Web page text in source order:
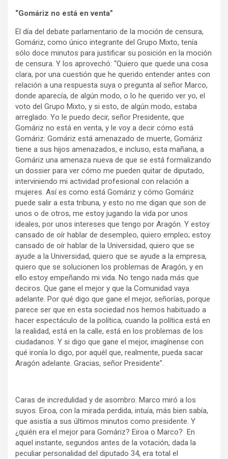
“Gomáriz no está en venta”
El día del debate parlamentario de la moción de censura,
Gomáriz, como único integrante del Grupo Mixto, tenía
sólo doce minutos para justificar su posición en la moción
de censura. Y los aprovechó: “Quiero que quede una cosa
clara, por una cuestión que he querido entender antes con
relación a una respuesta suya o pregunta al señor Marco,
donde aparecía, de algún modo, o lo he querido ver yo, el
voto del Grupo Mixto, y si esto, de algún modo, estaba
arreglado. Yo le puedo decir, señor Presidente, que
Gomáriz no está en venta, y le voy a decir cómo está
Gomáriz: Gomáriz está amenazado de muerte, Gomáriz
tiene a sus hijos amenazados, e incluso, esta mañana, a
Gomáriz una amenaza nueva de que se está formalizando
un dossier para ver cómo me pueden quitar de diputado,
interviniendo mi actividad profesional con relación a
mujeres. Así es como está Gomáriz y cómo Gomáriz
puede salir a esta tribuna, y esto no me digan que son de
unos o de otros, me estoy jugando la vida por unos
ideales, por unos intereses que tengo por Aragón. Y estoy
cansado de oír hablar de desempleo, quiero empleo; estoy
cansado de oír hablar de la Universidad, quiero que se
ayude a la Universidad, quiero que se ayude a la empresa,
quiero que se solucionen los problemas de Aragón, y en
ello estoy empeñando mi vida. No tengo nada más que
deciros. Que gane el mejor y que la Comunidad vaya
adelante. Por qué digo que gane el mejor, señorías, porque
parece ser que en esta sociedad nos hemos habituado a
hacer espectáculo de la política, cuando la política está en
la realidad, está en la calle, está en los problemas de los
ciudadanos. Y si digo que gane el mejor, imagínense con
qué ironía lo digo, por aquél que, realmente, pueda sacar
Aragón adelante. Gracias, señor Presidente”.
Caras de incredulidad y de asombro. Marco miró a los
suyos. Eiroa, con la mirada perdida, intuía, más bien sabía,
que asistía a sus últimos minutos como presidente. Y
¿quién era el mejor para Gomáriz? Eiroa o Marco? En
aquel instante, segundos antes de la votación, dada la
peculiar personalidad del diputado 34, era total el